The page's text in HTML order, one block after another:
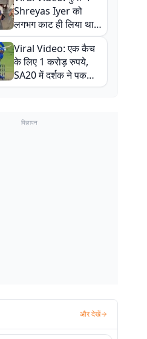
Shreyas Iyer को
लगभग काट ही लिया था,
न्यूजीलैंड सीरीज से पहले
बाल-बाल बचे
Viral Video: एक कैच
के लिए 1 करोड़ रुपये,
SA20 में दर्शक ने पकड़ा
एक हाथ से गजब का कैच
विज्ञापन
और देखें